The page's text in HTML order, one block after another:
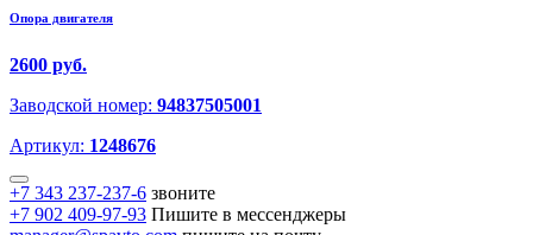
Опора двигателя
2600 руб.
Заводской номер: 94837505001
Артикул: 1248676
+7 343 237-237-6 звоните
+7 902 409-97-93 Пишите в мессенджеры